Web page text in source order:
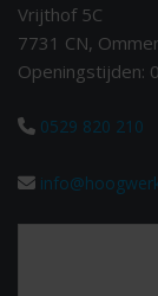
Vrijthof 5C
7731 CN,
Openingstijden:
0529 820 210